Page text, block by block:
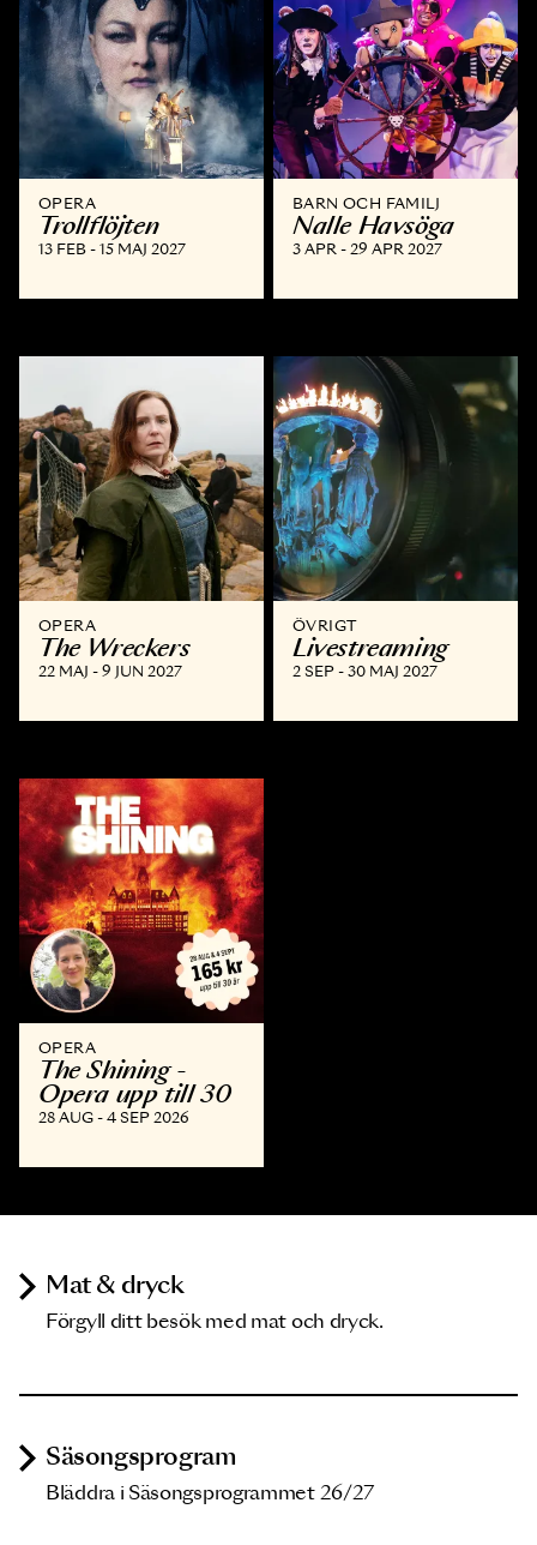
OPERA
Trollflöjten
13 FEB - 15 MAJ 2027
BARN OCH FAMILJ
Nalle Havsöga
3 APR - 29 APR 2027
OPERA
The Wreckers
22 MAJ - 9 JUN 2027
ÖVRIGT
Livestreaming
2 SEP - 30 MAJ 2027
OPERA
The Shining -
Opera upp till 30
28 AUG - 4 SEP 2026
Mat & dryck
Förgyll ditt besök med mat och dryck.
Säsongsprogram
Bläddra i Säsongsprogrammet 26/27